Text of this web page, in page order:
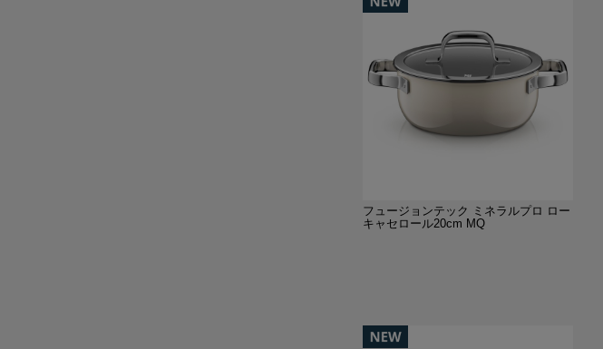
フュージョンテック ミネラルプロ ロー
キャセロール20cm MQ